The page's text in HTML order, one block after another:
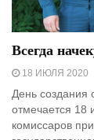
Всегда
18 ИЮЛЯ 2020
День создания
отмечается 18
комиссаров